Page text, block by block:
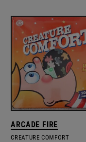
ARCADE FIRE
CREATURE COMFORT